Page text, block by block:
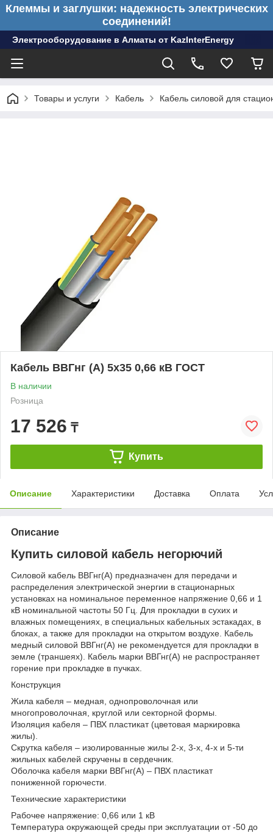
Клеммы и заглушки: надежность электрических
соединений!
Электрооборудование в Алматы от KazInterEnergy
Товары и услуги Кабель Кабель силовой для
Кабель ВВГнг (А) 5х35 0,66 кВ ГОСТ
В наличии
Розница
17 526 ₸
Купить
Описание Характеристики Доставка Оплата
Описание
Купить силовой кабель негорючий
Силовой кабель ВВГнг(А) предназначен для передачи и
распределения электрической энергии в стационарных
установках на номинальное переменное напряжение 0,66 и 1
кВ номинальной частоты 50 Гц. Для прокладки в сухих и
влажных помещениях, в специальных кабельных эстакадах, в
блоках, а также для прокладки на открытом воздухе. Кабель
медный силовой ВВГнг(А) не рекомендуется для прокладки в
земле (траншеях). Кабель марки ВВГнг(А) не распространяет
горение при прокладке в пучках.
Конструкция
Жила кабеля – медная, однопроволочная или
многопроволочная, круглой или секторной формы.
Изоляция кабеля – ПВХ пластикат (цветовая маркировка
жилы).
Скрутка кабеля – изолированные жилы 2-х, 3-х, 4-х и 5-ти
жильных кабелей скручены в сердечник.
Оболочка кабеля марки ВВГнг(А) – ПВХ пластикат
пониженной горючести.
Технические характеристики
Рабочее напряжение: 0,66 или 1 кВ
Температура окружающей среды при эксплуатации от -50 до